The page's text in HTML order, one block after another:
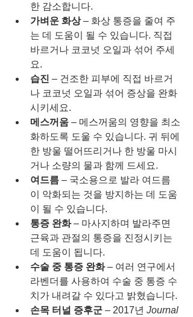
한 감소합니다.
가벼운 화상 – 화상 통증을 줄여 주
는 데 도움이 될 수 있습니다. 직접
바르거나 코코넛 오일과 섞어 주세
요.
습진 – 건조한 피부에 직접 바르거
나 코코넛 오일과 섞어 증상을 완화
시키세요.
메스꺼움 – 메스꺼움의 영향을 최소
화하도록 도울 수 있습니다. 귀 뒤에
한 방울 떨어뜨리거나 한 방울 마시
거나 소량의 물과 함께 드세요.
여드름 – 국소용으로 발라 여드름
이 악화되는 것을 방지하는 데 도움
이 될 수 있습니다.
통증 완화 – 마사지하며 발라주면
근육과 관절의 통증을 진정시키는
데 도움이 됩니다.
수술 중 통증 완화 – 여러 연구에서
라벤더를 사용하여 수술 중 통증 수
치가 내려갈 수 있다고 밝혔습니다.
손목 터널 증후군 – 2017년 Journal